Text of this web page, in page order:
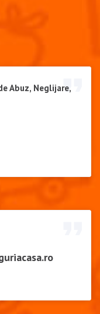
Abuz, Neglijare,